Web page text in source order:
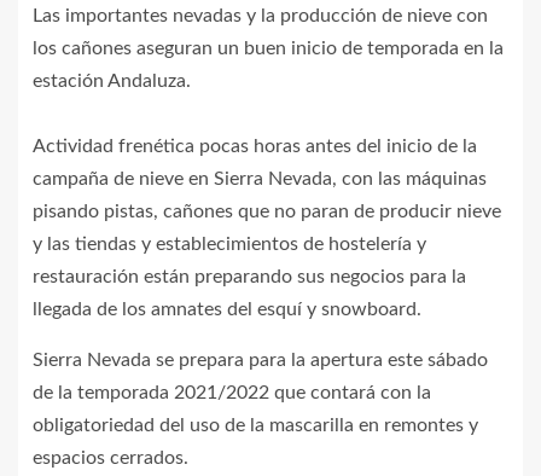
Las importantes nevadas y la producción de nieve con
los cañones aseguran un buen inicio de temporada en la
estación Andaluza.
Actividad frenética pocas horas antes del inicio de la
campaña de nieve en Sierra Nevada, con las máquinas
pisando pistas, cañones que no paran de producir nieve
y las tiendas y establecimientos de hostelería y
restauración están preparando sus negocios para la
llegada de los amnates del esquí y snowboard.
Sierra Nevada se prepara para la apertura este sábado
de la temporada 2021/2022 que contará con la
obligatoriedad del uso de la mascarilla en remontes y
espacios cerrados.